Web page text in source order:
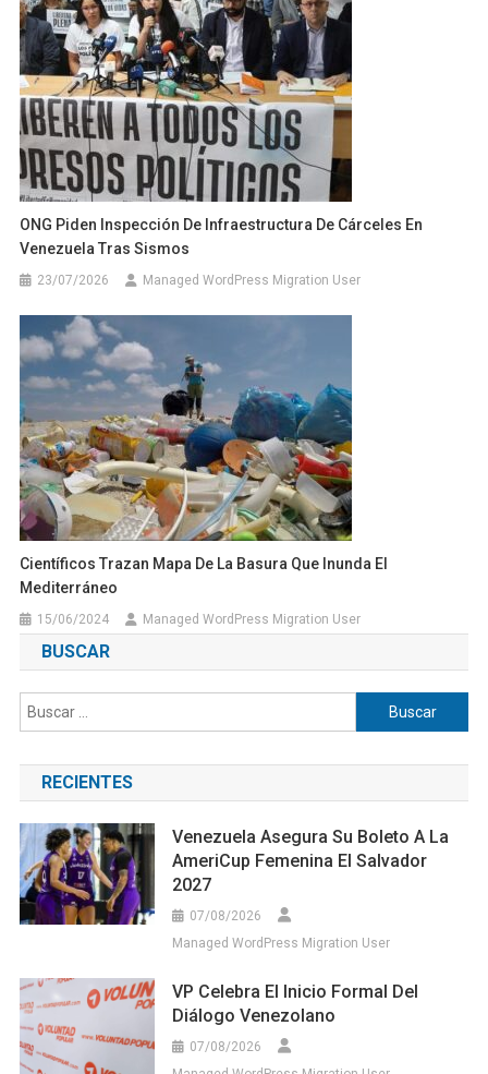
ONG Piden Inspección De Infraestructura De Cárceles En
Venezuela Tras Sismos
23/07/2026 Managed WordPress Migration User
Científicos Trazan Mapa De La Basura Que Inunda El
Mediterráneo
15/06/2024 Managed WordPress Migration User
BUSCAR
Buscar:
RECIENTES
Venezuela Asegura Su Boleto A La
AmeriCup Femenina El Salvador
2027
07/08/2026
Managed WordPress Migration User
VP Celebra El Inicio Formal Del
Diálogo Venezolano
07/08/2026